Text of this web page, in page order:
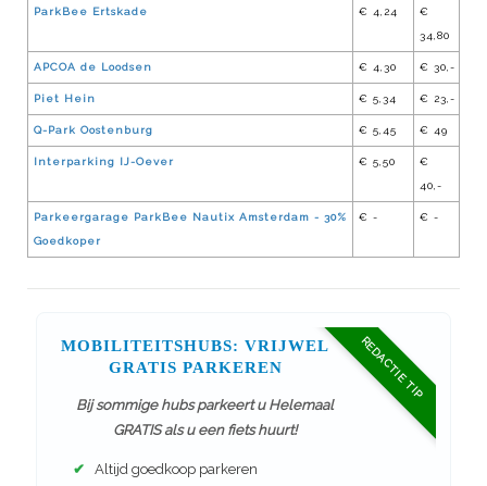
ParkBee Ertskade € 4,24
€
34,80
APCOA de Loodsen € 4,30 € 30,-
Piet Hein € 5,34 € 23,-
Q-Park Oostenburg € 5,45 € 49
Interparking IJ-Oever € 5,50
€
40,-
Parkeergarage ParkBee Nautix Amsterdam - 30%
Goedkoper
€ - € -
REDACTIE TIP
MOBILITEITSHUBS: VRIJWEL
GRATIS PARKEREN
Bij sommige hubs parkeert u Helemaal
GRATIS als u een fiets huurt!
✔ Altijd goedkoop parkeren